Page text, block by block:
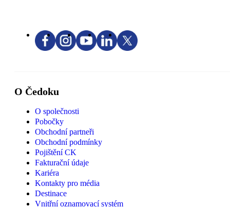
O Čedoku
O společnosti
Pobočky
Obchodní partneři
Obchodní podmínky
Pojištění CK
Fakturační údaje
Kariéra
Kontakty pro média
Destinace
Vnitřní oznamovací systém